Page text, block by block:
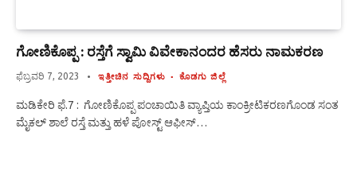
ಗೋಣಿಕೊಪ್ಪ : ರಸ್ತೆಗೆ ಸ್ವಾಮಿ ವಿವೇಕಾನಂದರ ಹೆಸರು ನಾಮಕರಣ
ಫೆಬ್ರವರಿ 7, 2023 ಇತ್ತೀಚಿನ ಸುದ್ದಿಗಳು ಕೊಡಗು ಜಿಲ್ಲೆ
ಮಡಿಕೇರಿ ಫೆ.7 : ಗೋಣಿಕೊಪ್ಪ ಪಂಚಾಯಿತಿ ವ್ಯಾಪ್ತಿಯ ಕಾಂಕ್ರೀಟಿಕರಣಗೊಂಡ ಸಂತ
ಮೈಕಲ್ ಶಾಲೆ ರಸ್ತೆ ಮತ್ತು ಹಳೆ ಪೋಸ್ಟ್ ಆಫೀಸ್…